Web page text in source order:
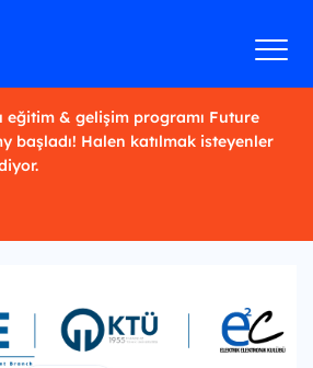
eğitim & gelişim programı Future
başladı! Halen katılmak isteyenler